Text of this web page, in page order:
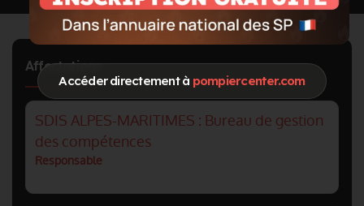
Accéder directement à pompiercenter.com
Affectations
SDIS ALPES-MARITIMES : Bureau de gestion
des compétences
Responsable